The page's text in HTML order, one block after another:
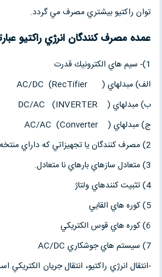
توان راكتيو بيشتري مصرف مي گردد.
عمده مصرف كنندگان انرژي راكتيو
1)- سيم هاي الكترونيك قدرت
الف) مبدلهاي AC/DC (RecTifier )
ب) مبدلهاي DC/AC (INVERTER )
ج) مبدلهاي AC/AC (Converter )
2) مصرف كنندگان يا تجهيزاتي كه داراي منتخه غير خطي هستند:
3) متعادل سازهاي بارهاي نا متعادل.
4) تثبيت كنندهاي ولتاژ
5) كوره هاي القايي
6) كوره هاي قوس الكتريكي
7) سيستم هاي جوشكاري AC/DC
-انتقال انرژي راكتيو، انتقال جريان الكتريكي